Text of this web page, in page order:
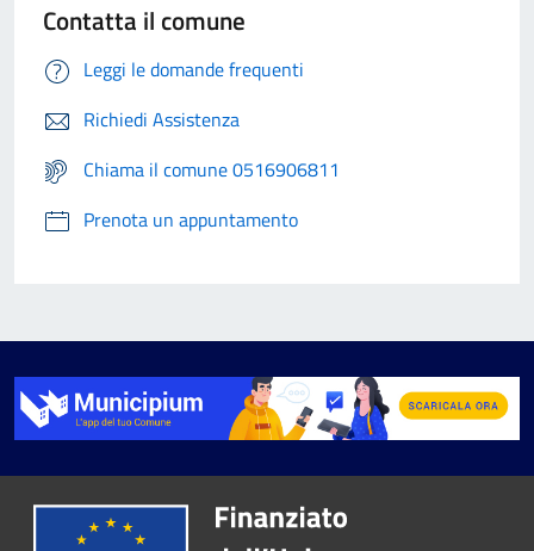
Contatta il comune
Leggi le domande frequenti
Richiedi Assistenza
Chiama il comune 0516906811
Prenota un appuntamento